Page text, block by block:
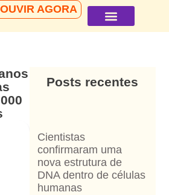
OUVIR AGORA
Posts recentes
Cientistas
confirmaram uma
nova estrutura de
DNA dentro de células
humanas